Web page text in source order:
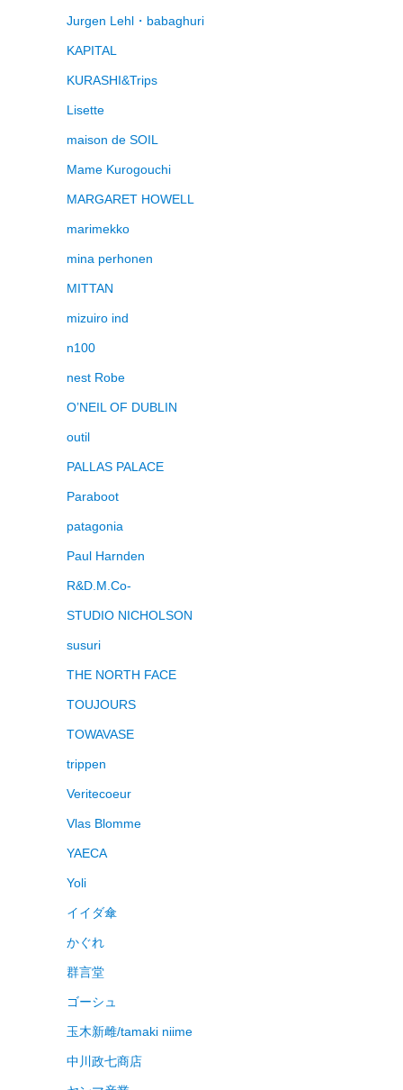
Jurgen Lehl・babaghuri
KAPITAL
KURASHI&Trips
Lisette
maison de SOIL
Mame Kurogouchi
MARGARET HOWELL
marimekko
mina perhonen
MITTAN
mizuiro ind
n100
nest Robe
O’NEIL OF DUBLIN
outil
PALLAS PALACE
Paraboot
patagonia
Paul Harnden
R&D.M.Co-
STUDIO NICHOLSON
susuri
THE NORTH FACE
TOUJOURS
TOWAVASE
trippen
Veritecoeur
Vlas Blomme
YAECA
Yoli
イイダ傘
かぐれ
群言堂
ゴーシュ
玉木新雌/tamaki niime
中川政七商店